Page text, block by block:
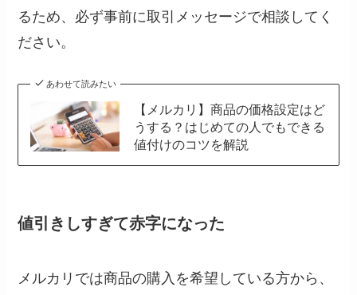
るため、必ず事前に取引メッセージで相談してく
ださい。
あわせて読みたい
【メルカリ】商品の価格設定はど
うする？はじめての人でもできる
値付けのコツを解説
値引きしすぎて赤字になった
メルカリでは商品の購入を希望している方から、